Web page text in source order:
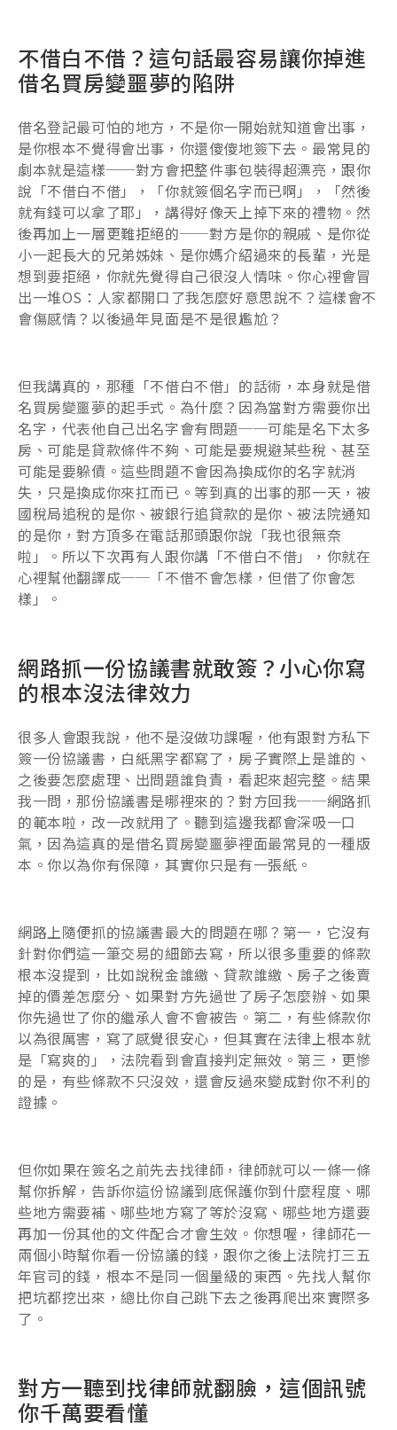
不借白不借？這句話最容易讓你掉進
借名買房變噩夢的陷阱
借名登記最可怕的地方，不是你一開始就知道會出事，
是你根本不覺得會出事，你還傻傻地簽下去。最常見的
劇本就是這樣──對方會把整件事包裝得超漂亮，跟你
說「不借白不借」，「你就簽個名字而已啊」，「然後
就有錢可以拿了耶」，講得好像天上掉下來的禮物。然
後再加上一層更難拒絕的──對方是你的親戚、是你從
小一起長大的兄弟姊妹、是你媽介紹過來的長輩，光是
想到要拒絕，你就先覺得自己很沒人情味。你心裡會冒
出一堆OS：人家都開口了我怎麼好意思說不？這樣會不
會傷感情？以後過年見面是不是很尷尬？
但我講真的，那種「不借白不借」的話術，本身就是借
名買房變噩夢的起手式。為什麼？因為當對方需要你出
名字，代表他自己出名字會有問題──可能是名下太多
房、可能是貸款條件不夠、可能是要規避某些稅、甚至
可能是要躲債。這些問題不會因為換成你的名字就消
失，只是換成你來扛而已。等到真的出事的那一天，被
國稅局追稅的是你、被銀行追貸款的是你、被法院通知
的是你，對方頂多在電話那頭跟你說「我也很無奈
啦」。所以下次再有人跟你講「不借白不借」，你就在
心裡幫他翻譯成──「不借不會怎樣，但借了你會怎
樣」。
網路抓一份協議書就敢簽？小心你寫
的根本沒法律效力
很多人會跟我說，他不是沒做功課喔，他有跟對方私下
簽一份協議書，白紙黑字都寫了，房子實際上是誰的、
之後要怎麼處理、出問題誰負責，看起來超完整。結果
我一問，那份協議書是哪裡來的？對方回我──網路抓
的範本啦，改一改就用了。聽到這邊我都會深吸一口
氣，因為這真的是借名買房變噩夢裡面最常見的一種版
本。你以為你有保障，其實你只是有一張紙。
網路上隨便抓的協議書最大的問題在哪？第一，它沒有
針對你們這一筆交易的細節去寫，所以很多重要的條款
根本沒提到，比如說稅金誰繳、貸款誰繳、房子之後賣
掉的價差怎麼分、如果對方先過世了房子怎麼辦、如果
你先過世了你的繼承人會不會被告。第二，有些條款你
以為很厲害，寫了感覺很安心，但其實在法律上根本就
是「寫爽的」，法院看到會直接判定無效。第三，更慘
的是，有些條款不只沒效，還會反過來變成對你不利的
證據。
但你如果在簽名之前先去找律師，律師就可以一條一條
幫你拆解，告訴你這份協議到底保護你到什麼程度、哪
些地方需要補、哪些地方寫了等於沒寫、哪些地方還要
再加一份其他的文件配合才會生效。你想喔，律師花一
兩個小時幫你看一份協議的錢，跟你之後上法院打三五
年官司的錢，根本不是同一個量級的東西。先找人幫你
把坑都挖出來，總比你自己跳下去之後再爬出來實際多
了。
對方一聽到找律師就翻臉，這個訊號
你千萬要看懂